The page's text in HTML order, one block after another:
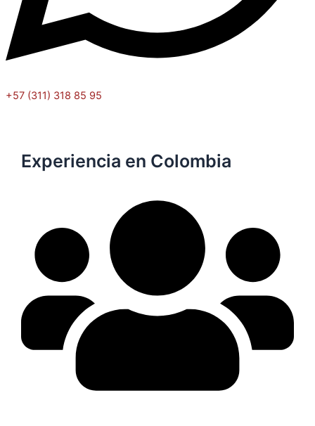
+57 (311) 318 85 95
Experiencia en Colombia